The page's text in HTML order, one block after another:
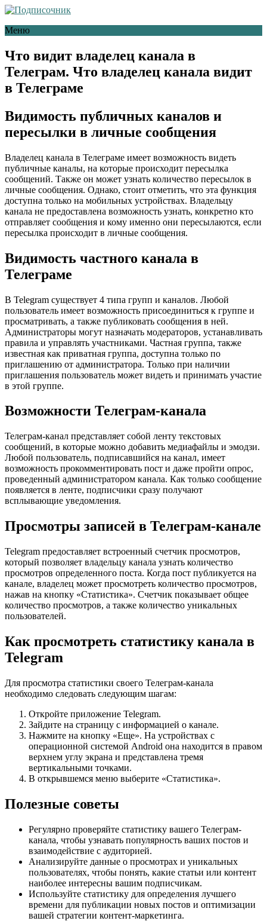
Меню
Что видит владелец канала в
Телеграм. Что владелец канала видит
в Телеграме
Видимость публичных каналов и
пересылки в личные сообщения
Владелец канала в Телеграме имеет возможность видеть
публичные каналы, на которые происходит пересылка
сообщений. Также он может узнать количество пересылок в
личные сообщения. Однако, стоит отметить, что эта функция
доступна только на мобильных устройствах. Владельцу
канала не предоставлена возможность узнать, конкретно кто
отправляет сообщения и кому именно они пересылаются, если
пересылка происходит в личные сообщения.
Видимость частного канала в
Телеграме
В Telegram существует 4 типа групп и каналов. Любой
пользователь имеет возможность присоединиться к группе и
просматривать, а также публиковать сообщения в ней.
Администраторы могут назначать модераторов, устанавливать
правила и управлять участниками. Частная группа, также
известная как приватная группа, доступна только по
приглашению от администратора. Только при наличии
приглашения пользователь может видеть и принимать участие
в этой группе.
Возможности Телеграм-канала
Телеграм-канал представляет собой ленту текстовых
сообщений, в которые можно добавить медиафайлы и эмодзи.
Любой пользователь, подписавшийся на канал, имеет
возможность прокомментировать пост и даже пройти опрос,
проведенный администратором канала. Как только сообщение
появляется в ленте, подписчики сразу получают
всплывающие уведомления.
Просмотры записей в Телеграм-канале
Telegram предоставляет встроенный счетчик просмотров,
который позволяет владельцу канала узнать количество
просмотров определенного поста. Когда пост публикуется на
канале, владелец может просмотреть количество просмотров,
нажав на кнопку «Статистика». Счетчик показывает общее
количество просмотров, а также количество уникальных
пользователей.
Как просмотреть статистику канала в
Telegram
Для просмотра статистики своего Телеграм-канала
необходимо следовать следующим шагам:
Откройте приложение Telegram.
Зайдите на страницу с информацией о канале.
Нажмите на кнопку «Еще». На устройствах с
операционной системой Android она находится в правом
верхнем углу экрана и представлена тремя
вертикальными точками.
В открывшемся меню выберите «Статистика».
Полезные советы
Регулярно проверяйте статистику вашего Телеграм-
канала, чтобы узнавать популярность ваших постов и
взаимодействие с аудиторией.
Анализируйте данные о просмотрах и уникальных
пользователях, чтобы понять, какие статьи или контент
наиболее интересны вашим подписчикам.
Используйте статистику для определения лучшего
времени для публикации новых постов и оптимизации
вашей стратегии контент-маркетинга.